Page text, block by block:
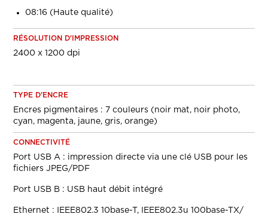
08:16 (Haute qualité)
RÉSOLUTION D'IMPRESSION
2400 x 1200 dpi
TYPE D'ENCRE
Encres pigmentaires : 7 couleurs (noir mat, noir photo,
cyan, magenta, jaune, gris, orange)
CONNECTIVITÉ
Port USB A : impression directe via une clé USB pour les
fichiers JPEG/PDF
Port USB B : USB haut débit intégré
Ethernet : IEEE802.3 10base-T, IEEE802.3u 100base-TX/